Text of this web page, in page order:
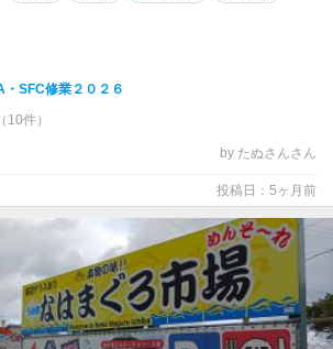
・SFC修業２０２６
10件）
by たぬさんさん
投稿日：5ヶ月前